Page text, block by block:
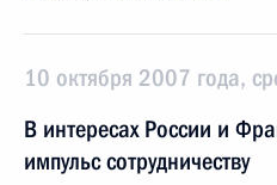
10 октября 2007 года,
В интересах России и
импульс сотрудничеству